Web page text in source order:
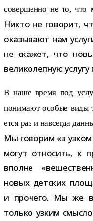
совер­шенно не то, что
Никто не гово­рит,
ока­зы­вают нам
не ска­жет, что
вели­ко­леп­ную
В наше время под
пони­мают осо­бые виды
ется раз и навсе­гда
Мы гово­рим «в узком
могут отно­сить, к
вполне
новых дет­ских
и про­чего. Мы же в
только узким